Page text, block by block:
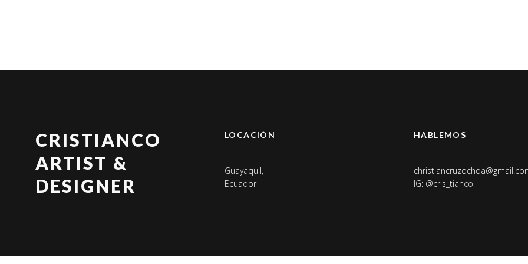
CRISTIANCO
ARTIST &
DESIGNER
LOCACIÓN
Guayaquil,
Ecuador
HABLEMOS
IG: @cris_tianco